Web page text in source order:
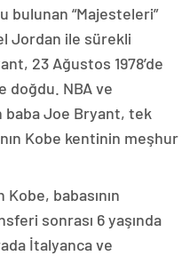
bulunan “Majesteleri”
Jordan ile sürekli
23 Ağustos 1978’de
doğdu. NBA ve
baba Joe Bryant, tek
Kobe kentinin meşhur
Kobe, babasının
sonrası 6 yaşında
İtalyanca ve